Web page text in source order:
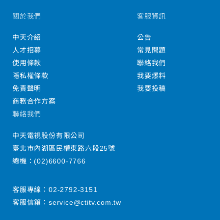
關於我們
中天介紹
人才招募
使用條款
隱私權條款
免責聲明
商務合作方案
客服資訊
公告
常見問題
聯絡我們
我要爆料
我要投稿
聯絡我們
中天電視股份有限公司
臺北市內湖區民權東路六段25號
總機：(02)6600-7766
客服專線： 02-2792-3151
客服信箱： service@ctitv.com.tw